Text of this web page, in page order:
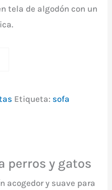
tela de algodón con un
Etiqueta: sofa
perros y gatos
acogedor y suave para